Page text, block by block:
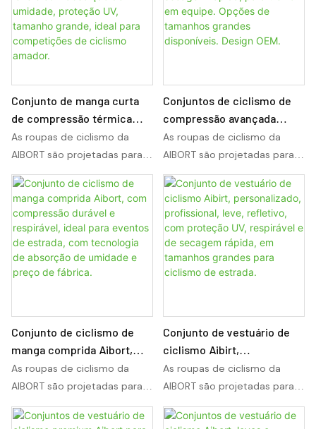
Conjunto de manga curta
de compressão térmica
Aibort Custom OEM Cycling
Wear, leve e com absorção
tamanho grande, ideal para
competições de ciclismo
amador.
As roupas de ciclismo da
AIBORT são projetadas para
desempenho, conforto e
resistência em longas
distâncias. Com tecidos
leves, gerenciamento
avançado de umidade e
opções de personalização
completas, este vestuário
oferece respirabilidade,
flexibilidade e durabilidade
de longa duração tanto para
ciclismo de estrada quanto
para mountain bike. Pensado
níveis, ele eleva a velocidade,
Conjuntos de ciclismo de
compressão avançada
Aibort, acolchoados,
térmicos e de secagem
equipe. Opções de
tamanhos grandes
disponíveis. Design OEM.
As roupas de ciclismo da
AIBORT são projetadas para
desempenho, conforto e
resistência em longas
distâncias. Com tecidos
leves, gerenciamento
avançado de umidade e
opções de personalização
completas, este vestuário
oferece respirabilidade,
flexibilidade e durabilidade
de longa duração tanto para
ciclismo de estrada quanto
para mountain bike. Pensado
níveis, ele eleva a velocidade,
Conjunto de ciclismo de
manga comprida Aibort,
com compressão durável e
respirável, ideal para
tecnologia de absorção de
As roupas de ciclismo da
AIBORT são projetadas para
desempenho, conforto e
resistência em longas
Conjunto de vestuário de
ciclismo Aibirt,
personalizado, profissional,
leve, refletivo, com
de secagem rápida, em
As roupas de ciclismo da
AIBORT são projetadas para
desempenho, conforto e
resistência em longas